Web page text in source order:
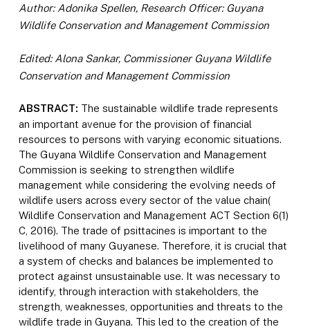
Author: Adonika Spellen, Research Officer: Guyana
Wildlife Conservation and Management Commission
Edited: Alona Sankar, Commissioner Guyana Wildlife
Conservation and Management Commission
ABSTRACT: The sustainable wildlife trade represents
an important avenue for the provision of financial
resources to persons with varying economic situations.
The Guyana Wildlife Conservation and Management
Commission is seeking to strengthen wildlife
management while considering the evolving needs of
wildlife users across every sector of the value chain(
Wildlife Conservation and Management ACT Section 6(1)
C, 2016). The trade of psittacines is important to the
livelihood of many Guyanese. Therefore, it is crucial that
a system of checks and balances be implemented to
protect against unsustainable use. It was necessary to
identify, through interaction with stakeholders, the
strength, weaknesses, opportunities and threats to the
wildlife trade in Guyana. This led to the creation of the